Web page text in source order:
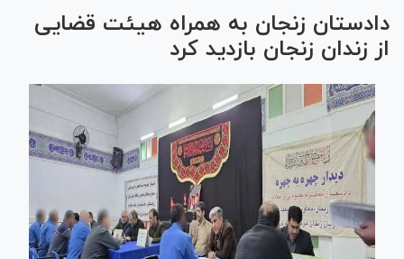
دادستان زنجان به همراه هیئت قضایی
از زندان زنجان بازدید کرد